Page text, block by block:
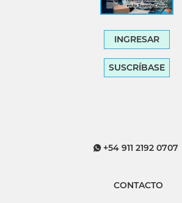
INGRESAR
SUSCRÍBASE
+54 911 2192 0707
CONTACTO